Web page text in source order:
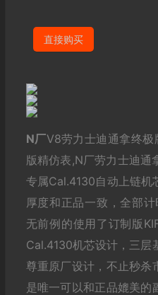
直接购买
N厂V8劳力士迪通拿终极
版精仿表,N厂劳力士迪通
专属Cal.4130自动上链机
厚度和正品一致，全部
无前例的使用了订制版
Cal.4130机芯设计，三层
尊重原厂设计，不止秒杀
是唯一可以和正品媲美的